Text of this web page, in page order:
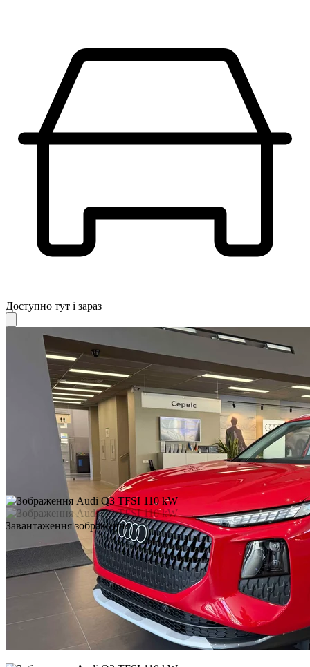
Доступно тут і зараз
Завантаження зображення